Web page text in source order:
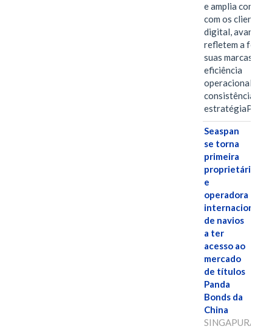
e amplia
com os clientes
digital, avanços
refletem a força
suas marcas, a
eficiência
operacional e a
consistência de
Seaspan
se torna
primeira
proprietária
e
operadora
internacional
de navios
a ter
acesso ao
mercado
de títulos
Panda
Bonds da
China
SINGAPURA,